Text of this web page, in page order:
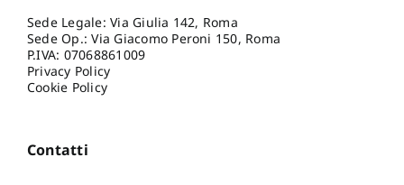
Sede Legale: Via Giulia 142, Roma
Sede Op.: Via Giacomo Peroni 150, Roma
P.IVA: 07068861009
Privacy Policy
Cookie Policy
Contatti